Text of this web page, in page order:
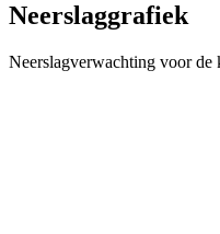
Neerslaggrafiek
Neerslagverwachting voor de